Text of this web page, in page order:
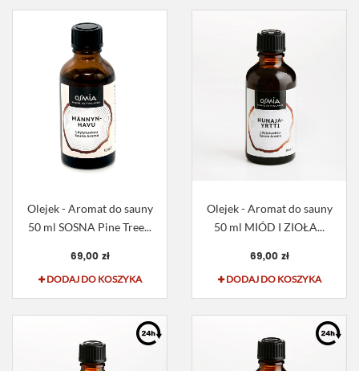
Olejek - Aromat do sauny
50 ml SOSNA Pine Tree...
69,00 zł
DODAJ DO KOSZYKA
Olejek - Aromat do sauny
50 ml MIÓD I ZIOŁA...
69,00 zł
DODAJ DO KOSZYKA